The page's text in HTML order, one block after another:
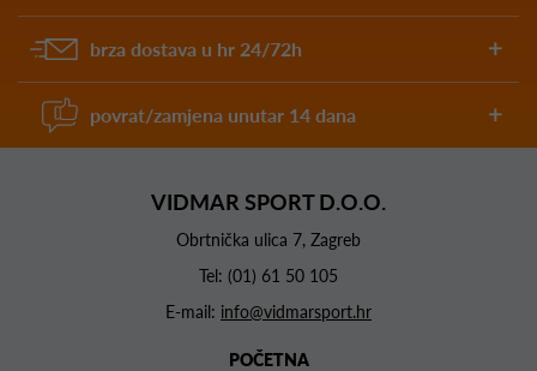
brza dostava u hr 24/72h
povrat/zamjena unutar 14 dana
VIDMAR SPORT D.O.O.
Obrtnička ulica 7, Zagreb
Tel: (01) 61 50 105
E-mail: info@vidmarsport.hr
POČETNA